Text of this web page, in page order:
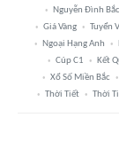
Nguyễn Đình Bắc
Giá Vàng
Tuyển
Ngoại Hạng Anh
Cúp C1
Kết
Xổ Số Miền Bắc
Thời Tiết
Thời